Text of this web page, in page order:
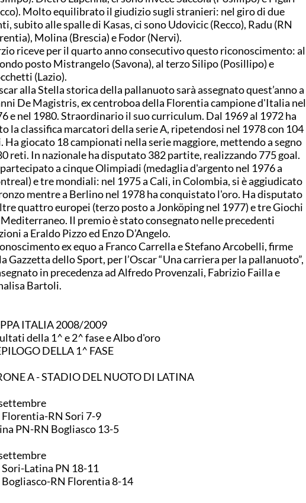
Molto equilibrato il giudizio sugli stranieri: nel giro di due
subito alle spalle di Kasas, ci sono Udovicic (Recco), Radu (RN
Molina (Brescia) e Fodor (Nervi).
riceve per il quarto anno consecutivo questo riconoscimento: al
posto Mistrangelo (Savona), al terzo Silipo (Posillipo) e
(Lazio).
alla Stella storica della pallanuoto sarà assegnato quest’anno a
De Magistris, ex centroboa della Florentia campione d'Italia nel
e nel 1980. Straordinario il suo curriculum. Dal 1969 al 1972 ha
la classifica marcatori della serie A, ripetendosi nel 1978 con 104
Ha giocato 18 campionati nella serie maggiore, mettendo a segno
reti. In nazionale ha disputato 382 partite, realizzando 775 goal.
a cinque Olimpiadi (medaglia d'argento nel 1976 a
e tre mondiali: nel 1975 a Cali, in Colombia, si è aggiudicato
mentre a Berlino nel 1978 ha conquistato l'oro. Ha disputato
quattro europei (terzo posto a Jonköping nel 1977) e tre Giochi
Il premio è stato consegnato nelle precedenti
a Eraldo Pizzo ed Enzo D’Angelo.
ex equo a Franco Carrella e Stefano Arcobelli, firme
Gazzetta dello Sport, per l’Oscar “Una carriera per la pallanuoto”,
in precedenza ad Alfredo Provenzali, Fabrizio Failla e
Bartoli.
ITALIA 2008/2009
della 1^ e 2^ fase e Albo d'oro
DELLA 1^ FASE
A - STADIO DEL NUOTO DI LATINA
RN Florentia-RN Sori 7-9
Latina PN-RN Bogliasco 13-5
RN Sori-Latina PN 18-11
RN Bogliasco-RN Florentia 8-14